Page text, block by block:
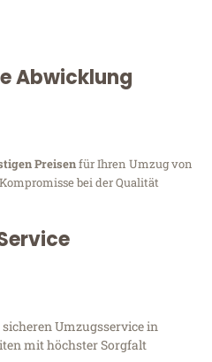
Abwicklung
Preisenfür Ihren Umzug von
bei der Qualität
Umzugsservice in
mit höchster Sorgfalt